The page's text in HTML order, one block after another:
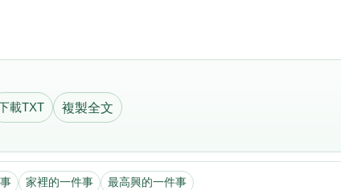
載TXT 複製全文
家裡的一件事 最高興的一件事